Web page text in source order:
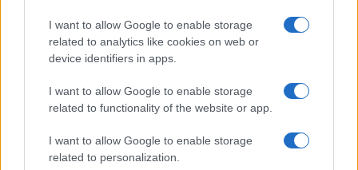
I want to allow Google to enable storage
related to analytics like cookies on web or
device identifiers in apps.
I want to allow Google to enable storage
related to functionality of the website or app.
I want to allow Google to enable storage
related to personalization.
Paolo Pinna
Martina Agostina Diturco
I nostri cari